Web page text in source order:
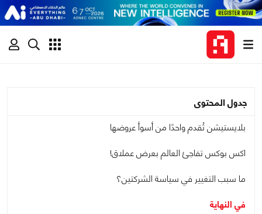
جدول المحتوى
بلايستيشن تُقدم واحدًا من أسوأ عروضها
اكس بوكس تفاجئ العالم بعرض عملاق!
ما سبب التغيير في سياسة الشركتين؟
في النهاية